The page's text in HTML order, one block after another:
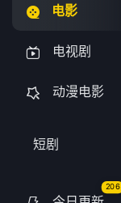
电影
电视剧
动漫电影
短剧
206